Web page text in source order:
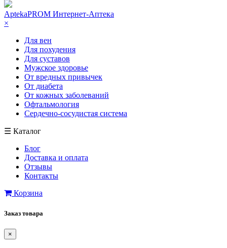
AptekaPROM Интернет-Аптека
×
Для вен
Для похудения
Для суставов
Мужское здоровье
От вредных привычек
От диабета
От кожных заболеваний
Офтальмология
Сердечно-сосудистая система
☰ Каталог
Блог
Доставка и оплата
Отзывы
Контакты
Корзина
Заказ товара
×